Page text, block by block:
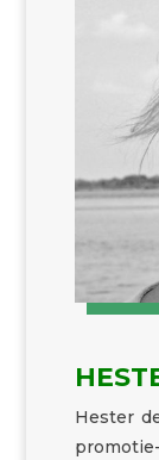
Hester